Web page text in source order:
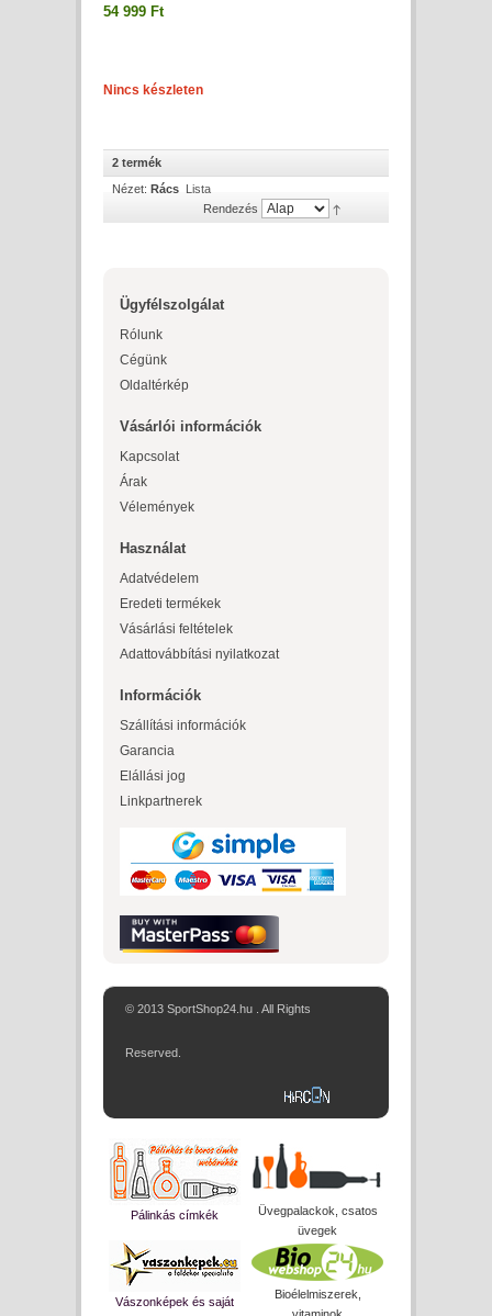
54 999 Ft
Nincs készleten
2 termék
Nézet: Rács Lista
Rendezés
Ügyfélszolgálat
Rólunk
Cégünk
Oldaltérkép
Vásárlói információk
Kapcsolat
Árak
Vélemények
Használat
Adatvédelem
Eredeti termékek
Vásárlási feltételek
Adattovábbítási nyilatkozat
Információk
Szállítási információk
Garancia
Elállási jog
Linkpartnerek
© 2013 SportShop24.hu . All Rights
Reserved.
Pálinkás címkék
Üvegpalackok, csatos
üvegek
Vászonképek és saját
Bioélelmiszerek,